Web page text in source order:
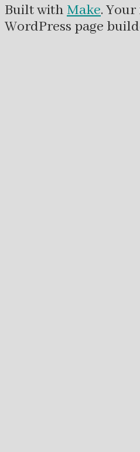
Built with Make.
WordPress page